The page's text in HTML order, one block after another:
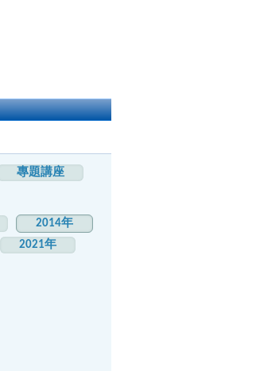
專題講座
2014年
2021年